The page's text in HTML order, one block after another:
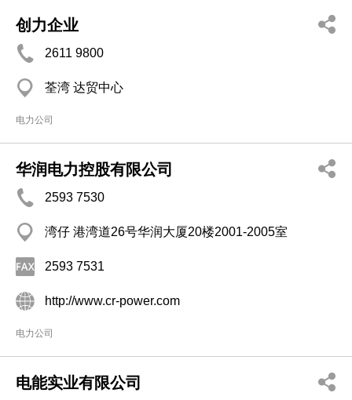
创力企业
2611 9800
荃湾 达贸中心
电力公司
华润电力控股有限公司
2593 7530
湾仔 港湾道26号华润大厦20楼2001-2005室
2593 7531
http://www.cr-power.com
电力公司
电能实业有限公司